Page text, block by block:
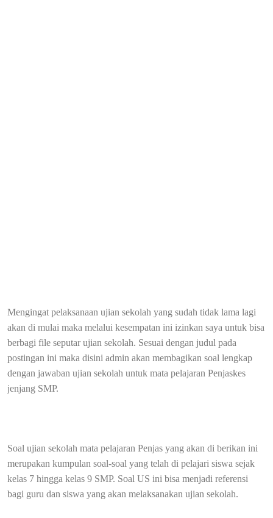
Mengingat pelaksanaan ujian sekolah yang sudah tidak lama lagi
akan di mulai maka melalui kesempatan ini izinkan saya untuk bisa
berbagi file seputar ujian sekolah. Sesuai dengan judul pada
postingan ini maka disini admin akan membagikan soal lengkap
dengan jawaban ujian sekolah untuk mata pelajaran Penjaskes
jenjang SMP.
Soal ujian sekolah mata pelajaran Penjas yang akan di berikan ini
merupakan kumpulan soal-soal yang telah di pelajari siswa sejak
kelas 7 hingga kelas 9 SMP. Soal US ini bisa menjadi referensi
bagi guru dan siswa yang akan melaksanakan ujian sekolah.